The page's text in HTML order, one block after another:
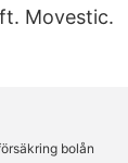
Movestic.